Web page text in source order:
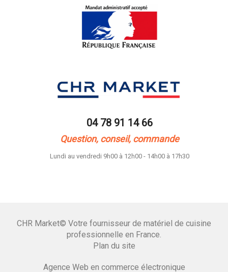
04 78 91 14 66
Question, conseil, commande
Lundi au vendredi 9h00 à 12h00 - 14h00 à 17h30
CHR Market© Votre fournisseur de matériel de cuisine
professionnelle en France.
Plan du site
Agence Web en commerce électronique